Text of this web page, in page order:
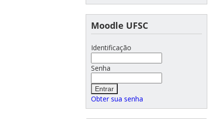
Moodle UFSC
Identificação
Senha
Obter sua senha